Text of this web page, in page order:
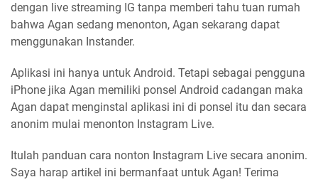
dengan live streaming IG tanpa memberi tahu tuan rumah
bahwa Agan sedang menonton, Agan sekarang dapat
menggunakan Instander.
Aplikasi ini hanya untuk Android. Tetapi sebagai pengguna
iPhone jika Agan memiliki ponsel Android cadangan maka
Agan dapat menginstal aplikasi ini di ponsel itu dan secara
anonim mulai menonton Instagram Live.
Itulah panduan cara nonton Instagram Live secara anonim.
Saya harap artikel ini bermanfaat untuk Agan! Terima